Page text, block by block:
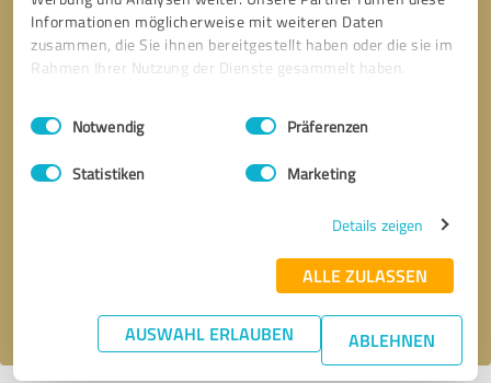
Informationen möglicherweise mit weiteren Daten
zusammen, die Sie ihnen bereitgestellt haben oder die sie im
Rahmen Ihrer Nutzung der Dienste gesammelt haben.
Impressum Datenschutzbestimmungen
Einwilligungsauswahl
Notwendig Präferenzen
Statistiken Marketing
Details zeigen
ALLE ZULASSEN
AUSWAHL ERLAUBEN ABLEHNEN
* obligatoriske felter